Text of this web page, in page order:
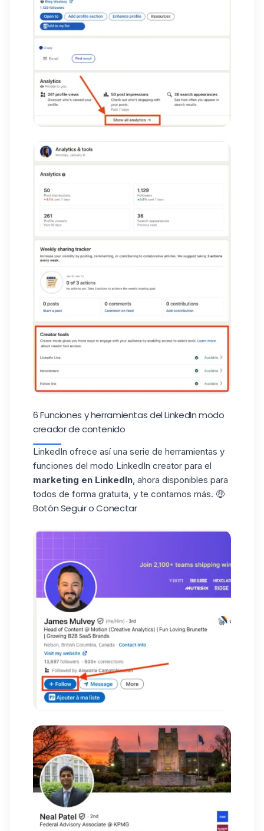
6 Funciones y herramientas del LinkedIn modo
creador de contenido
LinkedIn ofrece así una serie de herramientas y
funciones del modo LinkedIn creator para el
marketing en LinkedIn, ahora disponibles para
todos de forma gratuita, y te contamos más. 🤑
Botón Seguir o Conectar